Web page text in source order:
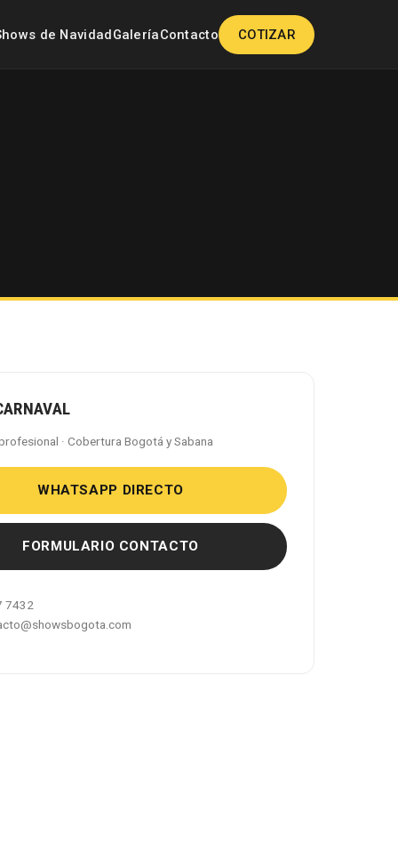
de NavidadGaleríaContacto COTIZAR
· Cobertura Bogotá y Sabana
WHATSAPP DIRECTO
FORMULARIO CONTACTO
7432